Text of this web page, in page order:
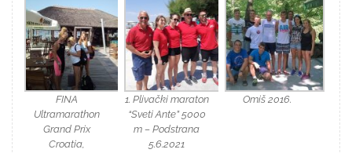
FINA
Ultramarathon
Grand Prix
Croatia,
1. Plivački maraton
“Sveti Ante” 5000
m – Podstrana
5.6.2021
Omiš 2016.